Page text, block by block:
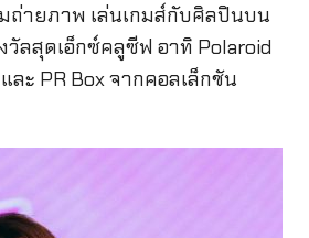
ถ่ายภาพ เล่นเกมส์กับศิลปินบน
วัลสุดเอ็กซ์คลูซีฟ อาทิ Polaroid
ะ PR Box จากคอลเล็กชัน